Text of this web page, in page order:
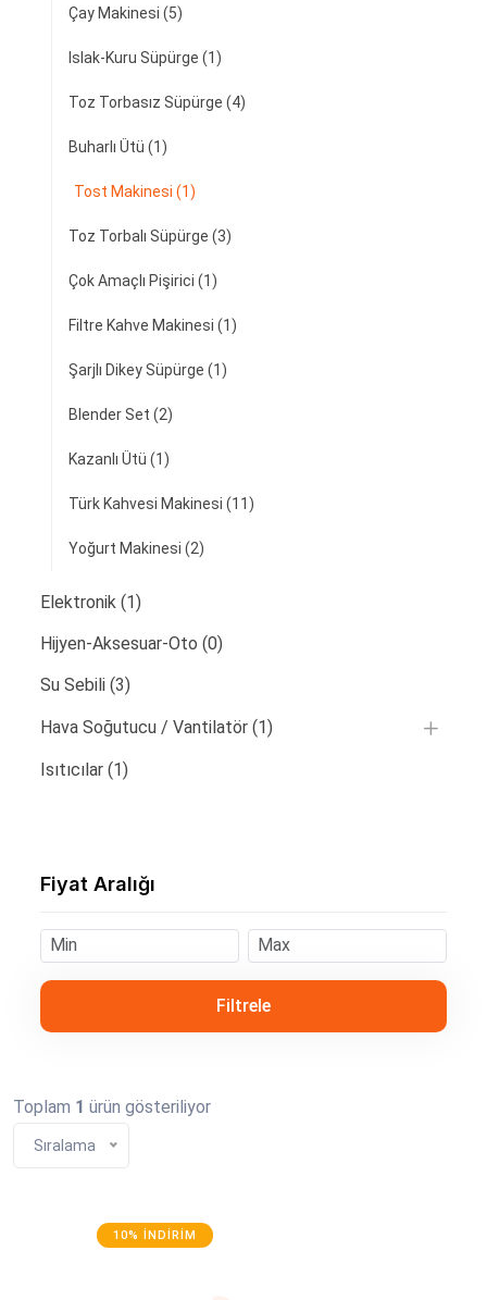
Çay Makinesi (5)
Islak-Kuru Süpürge (1)
Toz Torbasız Süpürge (4)
Buharlı Ütü (1)
Tost Makinesi (1)
Toz Torbalı Süpürge (3)
Çok Amaçlı Pişirici (1)
Filtre Kahve Makinesi (1)
Şarjlı Dikey Süpürge (1)
Blender Set (2)
Kazanlı Ütü (1)
Türk Kahvesi Makinesi (11)
Yoğurt Makinesi (2)
Elektronik (1)
Hijyen-Aksesuar-Oto (0)
Su Sebili (3)
Hava Soğutucu / Vantilatör (1)
Isıtıcılar (1)
Fiyat Aralığı
Filtrele
Toplam 1 ürün gösteriliyor
Sıralama
10% İNDIRIM